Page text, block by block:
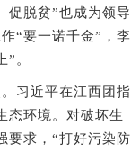
脱贫”也成为领导
“要一诺千金”，李
。
习近平在江西团指
态环境。对破坏生
要求，“打好污染防